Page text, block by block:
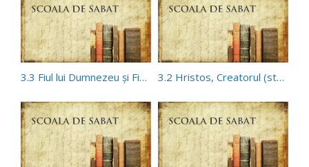
3.3 Fiul lui Dumnezeu şi Fiul omului (st3 Dumnezeu sau banii?) 3.2 Hristos, Creatorul (st3 Dumnezeu sau banii?)